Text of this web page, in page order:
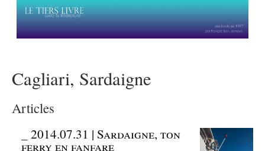
Cagliari, Sardaigne
Articles
_2014.07.31 | Sardaigne, ton
ferry en fanfare